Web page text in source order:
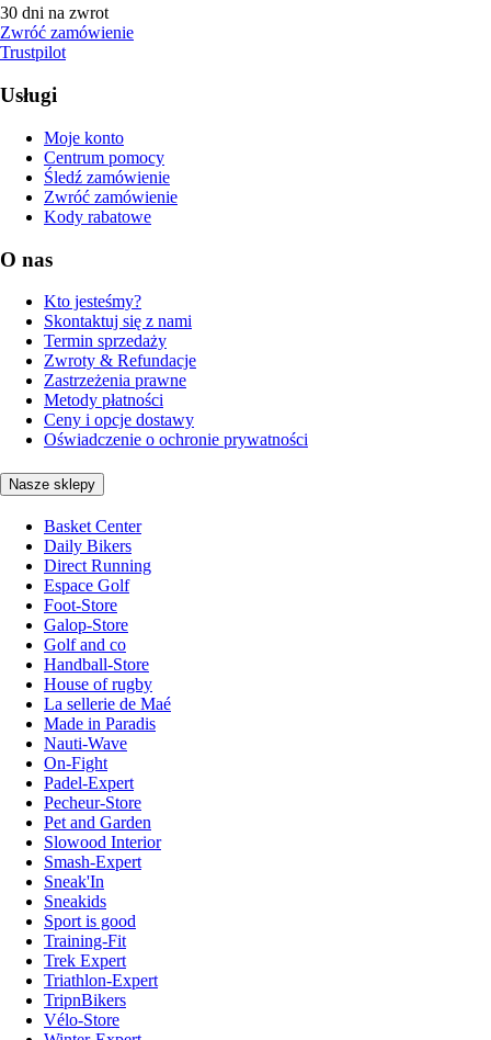
30 dni na zwrot
Zwróć zamówienie
Trustpilot
Usługi
Moje konto
Centrum pomocy
Śledź zamówienie
Zwróć zamówienie
Kody rabatowe
O nas
Kto jesteśmy?
Skontaktuj się z nami
Termin sprzedaży
Zwroty & Refundacje
Zastrzeżenia prawne
Metody płatności
Ceny i opcje dostawy
Oświadczenie o ochronie prywatności
Nasze sklepy
Basket Center
Daily Bikers
Direct Running
Espace Golf
Foot-Store
Galop-Store
Golf and co
Handball-Store
House of rugby
La sellerie de Maé
Made in Paradis
Nauti-Wave
On-Fight
Padel-Expert
Pecheur-Store
Pet and Garden
Slowood Interior
Smash-Expert
Sneak'In
Sneakids
Sport is good
Training-Fit
Trek Expert
Triathlon-Expert
TripnBikers
Vélo-Store